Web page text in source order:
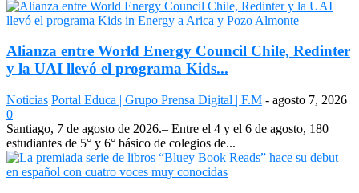
Alianza entre World Energy Council Chile, Redinter
y la UAI llevó el programa Kids...
Noticias Portal Educa | Grupo Prensa Digital | F.M - agosto 7, 2026
0
Santiago, 7 de agosto de 2026.– Entre el 4 y el 6 de agosto, 180
estudiantes de 5° y 6° básico de colegios de...